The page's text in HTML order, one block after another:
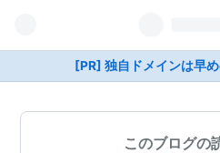
[PR] 独自ドメインは早
このブログの